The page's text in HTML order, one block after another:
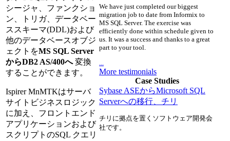
シージャ、ファンクショ
ン、トリガ、データベー
ススキーマ(DDL)および
他のデータベースオブジ
ェクトをMS SQL Server
からDB2 AS/400へ変換
することができます。
Ispirer MnMTKはサーバ
サイトビジネスロジック
に加え、フロントエンド
アプリケーションおよび
スクリプトのSQL クエリ
We have just completed our biggest
migration job to date from Informix to
MS SQL Server. The exercise was
efficiently done within schedule given to
us. It was a success and thanks to a great
part to your tool.
More testimonials
Case Studies
Sybase ASEからMicrosoft SQL
Serverへの移行、チリ
チリに拠点を置くソフトウェア開発会
社です。